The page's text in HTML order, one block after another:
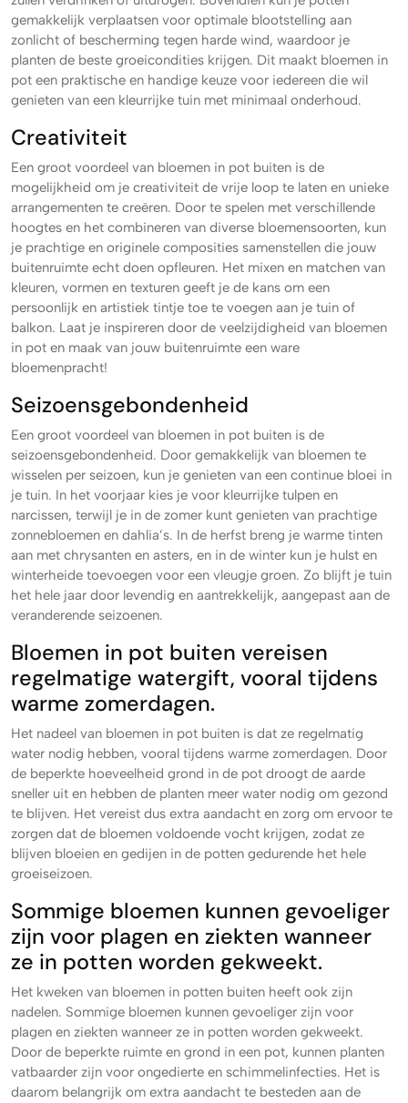
gemakkelijk verplaatsen voor optimale blootstelling aan
zonlicht of bescherming tegen harde wind, waardoor je
planten de beste groeicondities krijgen. Dit maakt bloemen in
pot een praktische en handige keuze voor iedereen die wil
genieten van een kleurrijke tuin met minimaal onderhoud.
Creativiteit
Een groot voordeel van bloemen in pot buiten is de
mogelijkheid om je creativiteit de vrije loop te laten en unieke
arrangementen te creëren. Door te spelen met verschillende
hoogtes en het combineren van diverse bloemensoorten, kun
je prachtige en originele composities samenstellen die jouw
buitenruimte echt doen opfleuren. Het mixen en matchen van
kleuren, vormen en texturen geeft je de kans om een
persoonlijk en artistiek tintje toe te voegen aan je tuin of
balkon. Laat je inspireren door de veelzijdigheid van bloemen
in pot en maak van jouw buitenruimte een ware
bloemenpracht!
Seizoensgebondenheid
Een groot voordeel van bloemen in pot buiten is de
seizoensgebondenheid. Door gemakkelijk van bloemen te
wisselen per seizoen, kun je genieten van een continue bloei in
je tuin. In het voorjaar kies je voor kleurrijke tulpen en
narcissen, terwijl je in de zomer kunt genieten van prachtige
zonnebloemen en dahlia’s. In de herfst breng je warme tinten
aan met chrysanten en asters, en in de winter kun je hulst en
winterheide toevoegen voor een vleugje groen. Zo blijft je tuin
het hele jaar door levendig en aantrekkelijk, aangepast aan de
veranderende seizoenen.
Bloemen in pot buiten vereisen
regelmatige watergift, vooral tijdens
warme zomerdagen.
Het nadeel van bloemen in pot buiten is dat ze regelmatig
water nodig hebben, vooral tijdens warme zomerdagen. Door
de beperkte hoeveelheid grond in de pot droogt de aarde
sneller uit en hebben de planten meer water nodig om gezond
te blijven. Het vereist dus extra aandacht en zorg om ervoor te
zorgen dat de bloemen voldoende vocht krijgen, zodat ze
blijven bloeien en gedijen in de potten gedurende het hele
groeiseizoen.
Sommige bloemen kunnen gevoeliger
zijn voor plagen en ziekten wanneer
ze in potten worden gekweekt.
Het kweken van bloemen in potten buiten heeft ook zijn
nadelen. Sommige bloemen kunnen gevoeliger zijn voor
plagen en ziekten wanneer ze in potten worden gekweekt.
Door de beperkte ruimte en grond in een pot, kunnen planten
vatbaarder zijn voor ongedierte en schimmelinfecties. Het is
daarom belangrijk om extra aandacht te besteden aan de